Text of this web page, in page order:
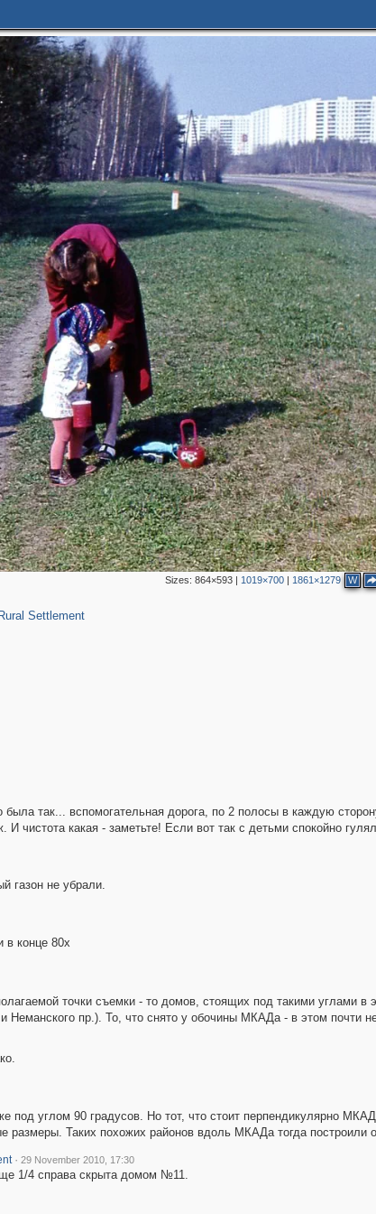
Sizes: 864×593| 1019×700| 1861×1279 W
Settlement
так... вспомогательная дорога, по 2 полосы в каждую
чистота какая - заметьте! Если вот так с детьми спокойно
газон не убрали.
в конце 80х
точки съемки - то домов, стоящих под такими углами в
пр.). То, что снято у обочины МКАДа - в этом почти
под углом 90 градусов. Но тот, что стоит перпендикулярно
размеры. Таких похожих районов вдоль МКАДа тогда построили
· 29 November 2010, 17:30
1/4 справа скрыта домом №11.